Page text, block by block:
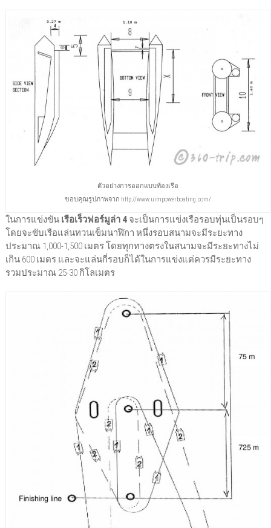
ตัวอย่างการออกแบบท้องเรือ
ขอบคุณรูปภาพจาก http://www.uimpowerboating.com/
ในการแข่งขัน เรือเร็วฟอร์มูล่า 4จะเป็นการแข่งเรือรอบทุ่นเป็นรอบๆ
โดยจะขับเรือแล่นทวนเข็มนาฬิกา หนึ่งรอบสนามจะมีระยะทาง
ประมาณ 1,000-1,500 เมตร โดยทุกทางตรงในสนามจะมีระยะทางไม่
เกิน 600 เมตร และจะแล่นกี่รอบก็ได้ในการแข่งแต่ควรมีระยะทาง
รวมประมาณ 25-30 กิโลเมตร